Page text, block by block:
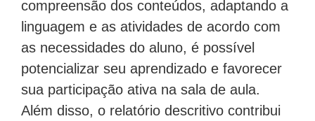
compreensão dos conteúdos, adaptando a
linguagem e as atividades de acordo com
as necessidades do aluno, é possível
potencializar seu aprendizado e favorecer
sua participação ativa na sala de aula.
Além disso, o relatório descritivo contribui